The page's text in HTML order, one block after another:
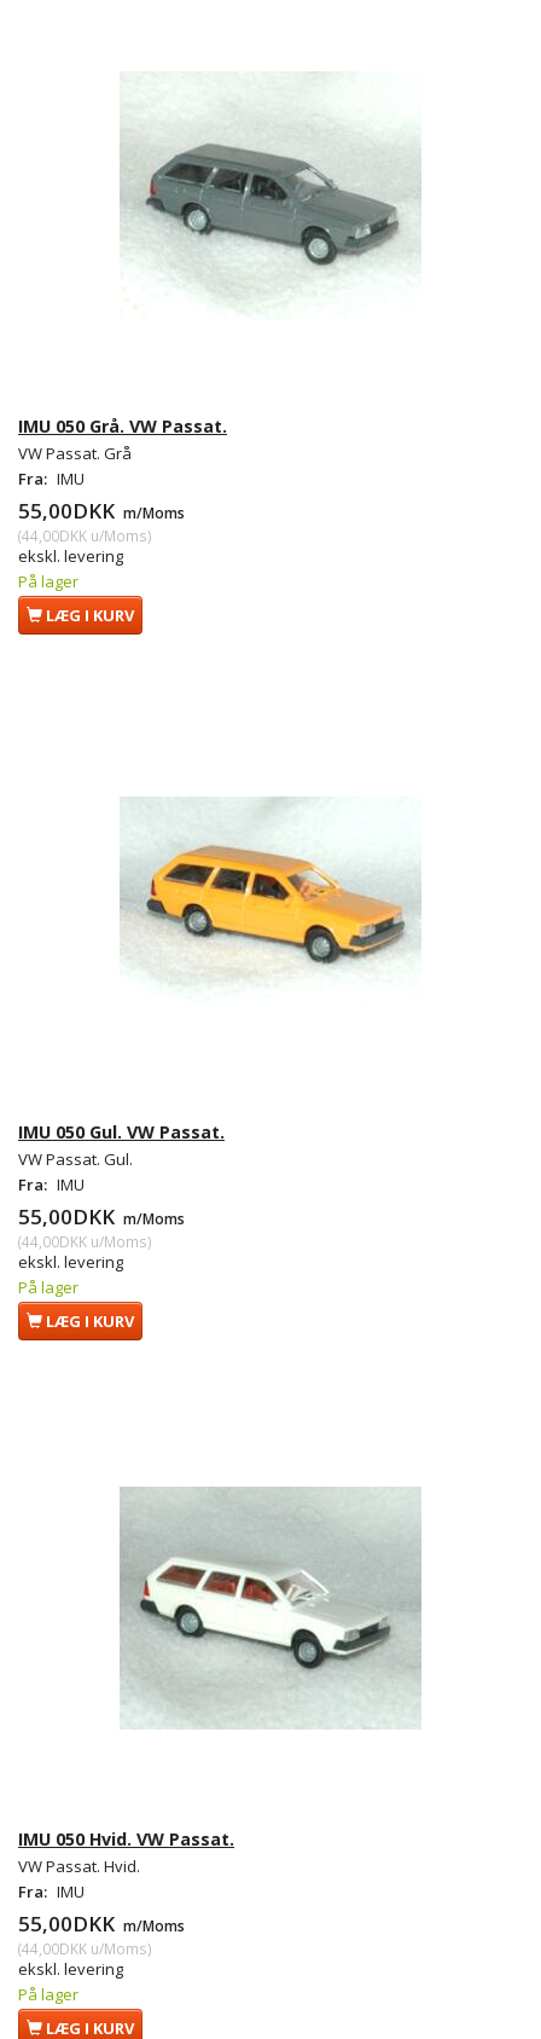
IMU 050 Grå. VW Passat.
VW Passat. Grå
Fra: IMU
55,00DKK m/Moms
(44,00DKK u/Moms)
ekskl. levering
På lager
LÆG I KURV
IMU 050 Gul. VW Passat.
VW Passat. Gul.
Fra: IMU
55,00DKK m/Moms
(44,00DKK u/Moms)
ekskl. levering
På lager
LÆG I KURV
IMU 050 Hvid. VW Passat.
VW Passat. Hvid.
Fra: IMU
55,00DKK m/Moms
(44,00DKK u/Moms)
ekskl. levering
På lager
LÆG I KURV